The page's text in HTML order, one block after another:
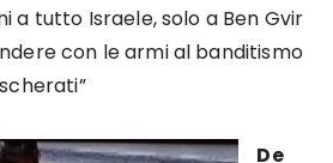
a tutto Israele, solo a Ben Gvir
con le armi al banditismo
De